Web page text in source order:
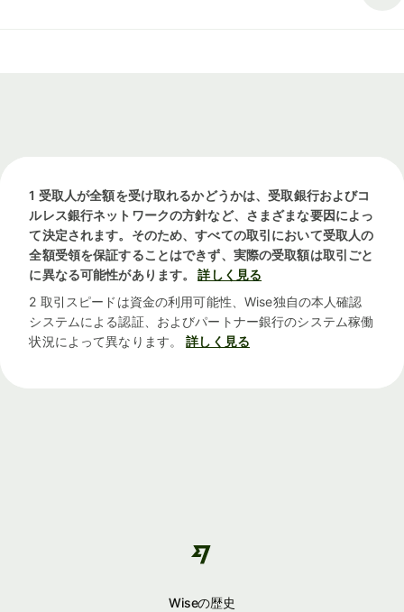
1 受取人が全額を受け取れるかどうかは、受取銀行およびコ
ルレス銀行ネットワークの方針など、さまざまな要因によっ
て決定されます。そのため、すべての取引において受取人の
全額受領を保証することはできず、実際の受取額は取引ごと
に異なる可能性があります。
詳しく見る
2 取引スピードは資金の利用可能性、Wise独自の本人確認
システムによる認証、およびパートナー銀行のシステム稼働
状況によって異なります。
詳しく見る
Wiseの歴史